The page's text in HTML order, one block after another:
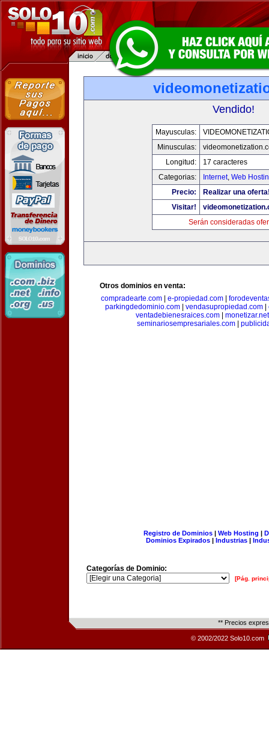
Vendido!
Mayusculas:
Minusculas:
Longitud:
17 caracteres
Categorias:
Internet, Web
Precio:
Realizar una
Visitar!
Serán consideradas
Otros dominios en venta:
compradearte.com
e-propiedad.com
parkingdedominio.com| vendasupropiedad.com|
ventadebienesraices.com
monetizar.net
seminariosempresariales.com
Registro de Dominios| Web Hosting |
Dominios Expirados | Industrias |
Categorías de Dominio:
[Pág.
** Precios
© 2002/2022 Solo10.com